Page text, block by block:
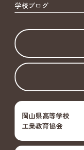
学校ブログ
岡山県高等学校
工業教育協会